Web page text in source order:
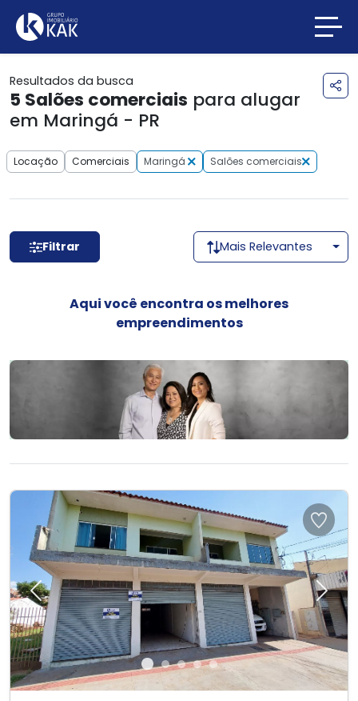
Resultados da busca
5 Salões comerciais para alugar
em Maringá - PR
Locação Comerciais Maringá Salões comerciais
Filtrar Mais Relevantes
Aqui você encontra os melhores
empreendimentos
Previous Next